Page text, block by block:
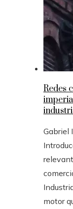
Redes
Gabriel
motor